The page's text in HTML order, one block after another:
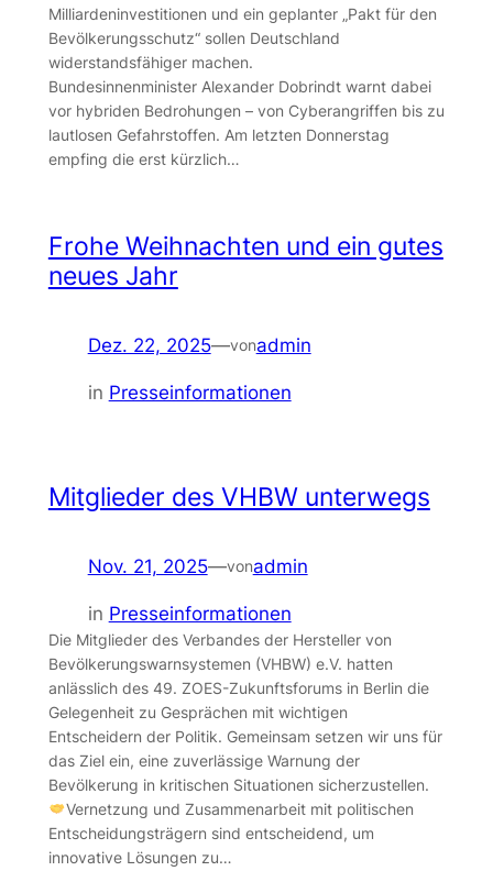
Milliardeninvestitionen und ein geplanter „Pakt für den
Bevölkerungsschutz“ sollen Deutschland
widerstandsfähiger machen.
Bundesinnenminister Alexander Dobrindt warnt dabei
vor hybriden Bedrohungen – von Cyberangriffen bis zu
lautlosen Gefahrstoffen. Am letzten Donnerstag
empfing die erst kürzlich…
Frohe Weihnachten und ein gutes
neues Jahr
Dez. 22, 2025—vonadmin
in Presseinformationen
Mitglieder des VHBW unterwegs
Nov. 21, 2025—vonadmin
in Presseinformationen
Die Mitglieder des Verbandes der Hersteller von
Bevölkerungswarnsystemen (VHBW) e.V. hatten
anlässlich des 49. ZOES-Zukunftsforums in Berlin die
Gelegenheit zu Gesprächen mit wichtigen
Entscheidern der Politik. Gemeinsam setzen wir uns für
das Ziel ein, eine zuverlässige Warnung der
Bevölkerung in kritischen Situationen sicherzustellen.
Vernetzung und Zusammenarbeit mit politischen
Entscheidungsträgern sind entscheidend, um
innovative Lösungen zu…